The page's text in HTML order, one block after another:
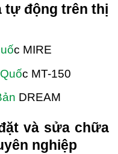
tự động trên thị
c MIRE
c MT-150
DREAM
và sửa chữa
nghiệp